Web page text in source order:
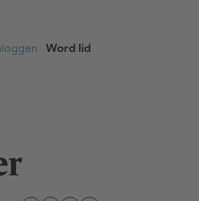
Word lid